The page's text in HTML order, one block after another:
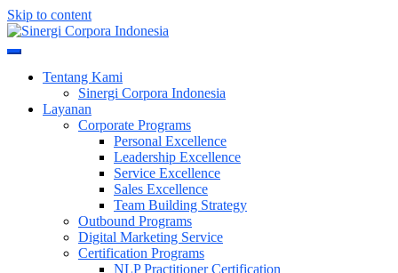
Skip to content
Sinergi Corpora Indonesia
Tentang Kami
Sinergi Corpora Indonesia
Layanan
Corporate Programs
Personal Excellence
Leadership Excellence
Service Excellence
Sales Excellence
Team Building Strategy
Outbound Programs
Digital Marketing Service
Certification Programs
NLP Practitioner Certification